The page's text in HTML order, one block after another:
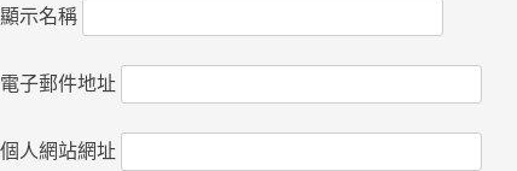
顯示名稱
電子郵件地址
個人網站網址